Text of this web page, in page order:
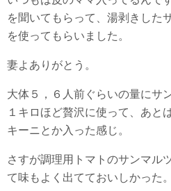
を聞いてもらって、湯剥きした
を使ってもらいました。
妻よありがとう。
大体５，６人前ぐらいの量にサ
１キロほど贅沢に使って、あと
キーニとか入った感じ。
さすが調理用トマトのサンマル
て味もよく出てておいしかった。